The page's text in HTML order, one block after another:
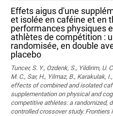
Effets aigus d'une
et isolée en caféine et en
performances physiques
athlètes de compétition :
randomisée, en double
placebo
Tuncer, S. Y., Ozdenk, S., Yildirim, U.
M. C., Sar, H., Yilmaz, B., Karakulak,
effects of combined and isolated
supplementation on physical and
competitive athletes: a randomized,
controlled crossover study. Frontiers